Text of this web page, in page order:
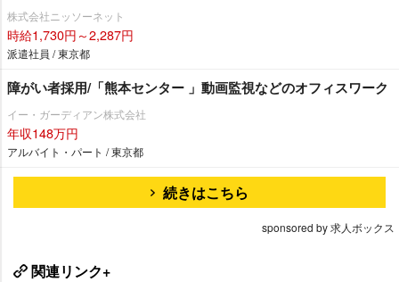
株式会社ニッソーネット
時給1,730円～2,287円
派遣社員 / 東京都
障がい者採用/「熊本センター 」動画監視などのオフィスワーク
イー・ガーディアン株式会社
年収148万円
アルバイト・パート / 東京都
続きはこちら
sponsored by 求人ボックス
関連リンク+